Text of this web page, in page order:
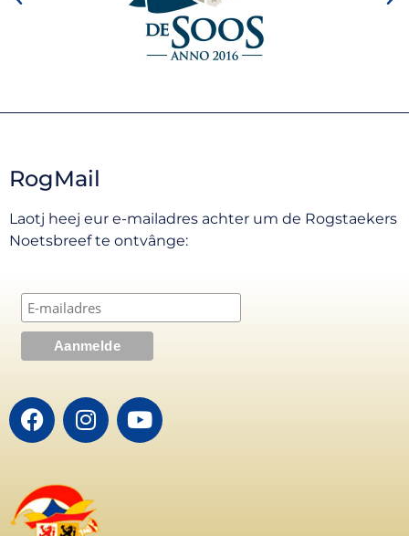
RogMail
Laotj heej eur e-mailadres achter um de Rogstaekers
Noetsbreef te ontvânge: